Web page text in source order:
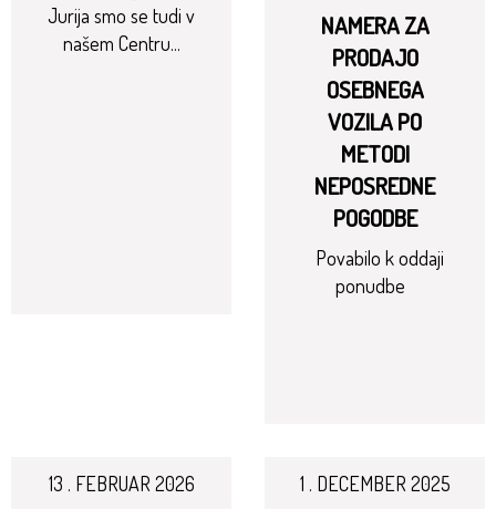
Jurija smo se tudi v
našem Centru...
NAMERA ZA
PRODAJO
OSEBNEGA
VOZILA PO
METODI
NEPOSREDNE
POGODBE
Povabilo k oddaji
ponudbe
13 . FEBRUAR 2026 1 . DECEMBER 2025